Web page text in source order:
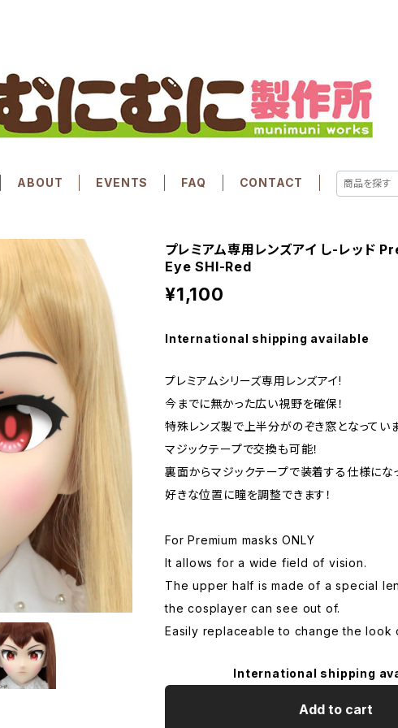
ABOUT EVENTS FAQ CONTACT
プレミアム専用レンズアイ し-レッド
Eye SHI-Red
¥1,100
International shipping available
プレミアムシリーズ専用レンズアイ!
今までに無かった広い視野を確保！
特殊レンズ製で上半分がのぞき窓となっていま
マジックテープで交換も可能！
裏面からマジックテープで装着する仕様にな
好きな位置に瞳を調整できます！
For Premium masks ONLY
It allows for a wide field of vision.
The upper half is made of a special
the cosplayer can see out of.
Easily replaceable to change the look
International shipping
Add to cart